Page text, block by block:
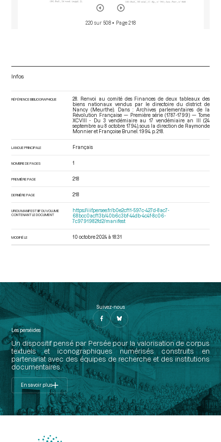
220 sur 508 • Page 218
Infos
RÉFÉRENCE BIBLIOGRAPHIQUE
28. Renvoi au comité des Finances de deux tableaux des
biens nationaux vendus par le directoire du district de
Nancy (Meurthe). Dans : Archives parlementaires de la
Révolution Française — Première série (1787-1799) — Tome
XCVIII - Du 3 vendémiaire au 17 vendémiaire an III (24
septembre au 8 octobre 1794), sous la direction de Raymonde
Monnier et Françoise Brunel. 1994. p. 218.
LANGUE PRINCIPALE Français
NOMBRE DE PAGES 1
PREMIÈRE PAGE 218
DERNIÈRE PAGE 218
URI DU MANIFEST IIIF DU VOLUME
CONTENANT LE DOCUMENT
https://iiif.persee.fr/b0e2cf11-597c-427d-8ac7-
68bcc0acf13b/40b6c3bf-44db-4c4f-8c06-
7c9791982fd2/manifest
MODIFIÉ LE 10 octobre 2024 à 18:31
Suivez-nous
Les perséides
Un dispositif pensé par Persée pour la valorisation de corpus
textuels et iconographiques numérisés construits en
partenariat avec des équipes de recherche et des institutions
documentaires.
En savoir plus